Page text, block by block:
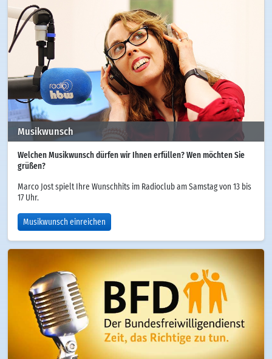
Musikwunsch
Welchen Musikwunsch dürfen wir Ihnen erfüllen? Wen möchten Sie
grüßen?
Marco Jost spielt Ihre Wunschhits im Radioclub am Samstag von 13 bis
17 Uhr.
Musikwunsch einreichen